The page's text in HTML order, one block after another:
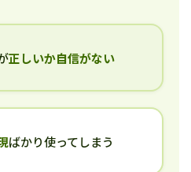
正しいか自信がない
ばかり使ってしまう